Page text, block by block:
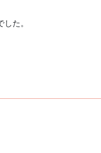
た。